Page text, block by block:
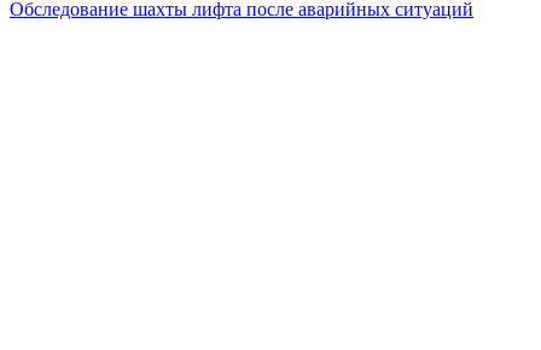
Обследование шахты лифта после аварийных ситуаций